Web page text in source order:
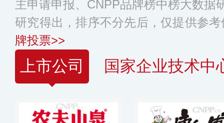
主申请申报、CNPP品牌榜中榜大数据
研究得出，排序不分先后，仅提供参
牌投票>>
上市公司 国家企业技术中